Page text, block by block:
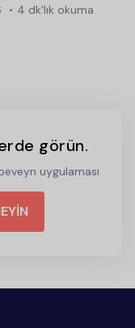
4 dk'lık okuma
görün.
uygulaması